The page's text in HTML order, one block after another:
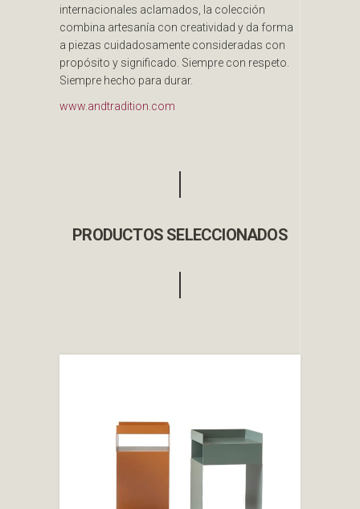
internacionales aclamados, la colección
combina artesanía con creatividad y da forma
a piezas cuidadosamente consideradas con
propósito y significado. Siempre con respeto.
Siempre hecho para durar.
www.andtradition.com
PRODUCTOS SELECCIONADOS